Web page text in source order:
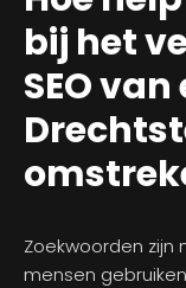
bij het
SEO
Zoekwoorden
mensen